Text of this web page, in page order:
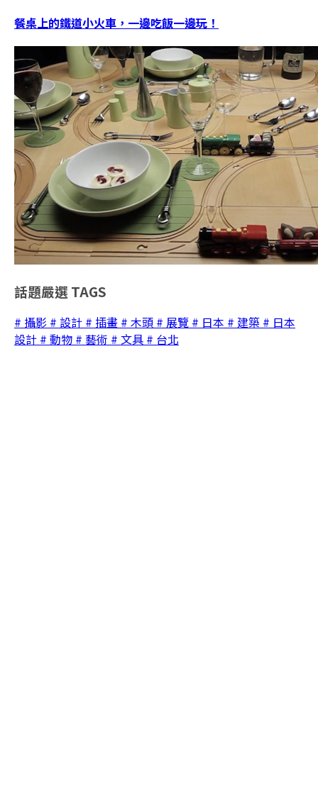
餐桌上的鐵道小火車，一邊吃飯一邊玩！
話題嚴選 TAGS
# 攝影 # 設計 # 插畫 # 木頭 # 展覽 # 日本 # 建築 # 日本
設計 # 動物 # 藝術 # 文具 # 台北